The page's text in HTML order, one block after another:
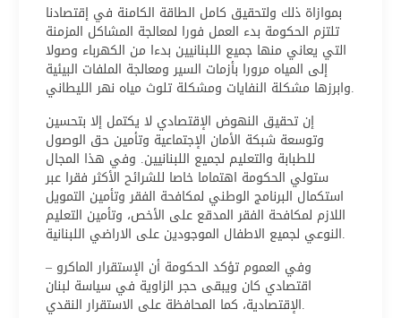
بموازاة ذلك ولتحقيق كامل الطاقة الكامنة في إقتصادنا
تلتزم الحكومة بدء العمل فورا لمعالجة المشاكل المزمنة
التي يعاني منها جميع اللبنانيين بدءا من الكهرباء وصولا
إلى المياه مرورا بأزمات السير ومعالجة الملفات البيئية
وابرزها مشكلة النفايات ومشكلة تلوث مياه نهر الليطاني.
إن تحقيق النهوض الإقتصادي لا يكتمل إلا بتحسين
وتوسعة شبكة الأمان الإجتماعية وتأمين حق الوصول
للطبابة والتعليم لجميع اللبنانيين. وفي هذا المجال
ستولي الحكومة اهتماما خاصا للشرائح الأكثر فقرا عبر
استكمال البرنامج الوطني لمكافحة الفقر وتأمين التمويل
اللازم لمكافحة الفقر المدقع على الأخص، وتأمين التعليم
النوعي لجميع الاطفال الموجودين على الاراضي اللبنانية.
وفي العموم تؤكد الحكومة أن الإستقرار الماكرو –
اقتصادي كان ويبقى حجر الزاوية في سياسة لبنان
الإقتصادية، كما المحافظة على الاستقرار النقدي.